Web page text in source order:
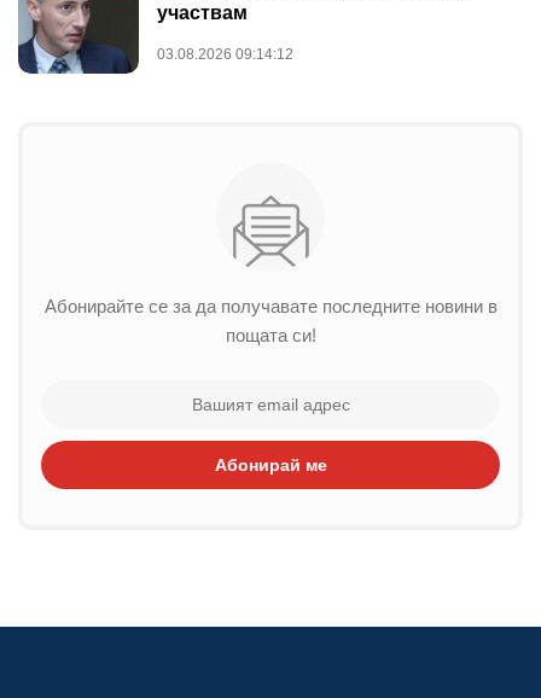
участвам
03.08.2026 09:14:12
Абонирайте се за да получавате последните новини в
пощата си!
Абонирай ме